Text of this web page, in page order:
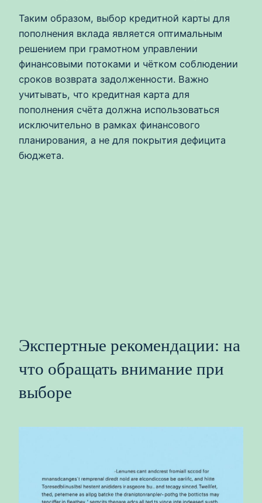
Таким образом, выбор кредитной карты для
пополнения вклада является оптимальным
решением при грамотном управлении
финансовыми потоками и чётком соблюдении
сроков возврата задолженности. Важно
учитывать, что кредитная карта для
пополнения счёта должна использоваться
исключительно в рамках финансового
планирования, а не для покрытия дефицита
бюджета.
Экспертные рекомендации: на
что обращать внимание при
выборе